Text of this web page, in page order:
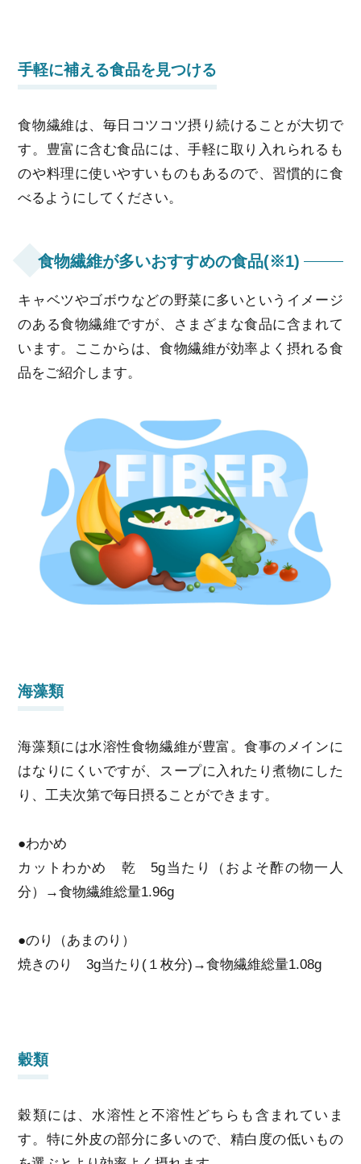
手軽に補える食品を見つける
食物繊維は、毎日コツコツ摂り続けることが大切で
す。豊富に含む食品には、手軽に取り入れられるも
のや料理に使いやすいものもあるので、習慣的に食
べるようにしてください。
食物繊維が多いおすすめの食品(※1)
キャベツやゴボウなどの野菜に多いというイメージ
のある食物繊維ですが、さまざまな食品に含まれて
います。ここからは、食物繊維が効率よく摂れる食
品をご紹介します。
海藻類
海藻類には水溶性食物繊維が豊富。食事のメインに
はなりにくいですが、スープに入れたり煮物にした
り、工夫次第で毎日摂ることができます。
●わかめ
カットわかめ 乾 5g当たり（およそ酢の物一人
分）→食物繊維総量1.96g
●のり（あまのり）
焼きのり 3g当たり(１枚分)→食物繊維総量1.08g
穀類
穀類には、水溶性と不溶性どちらも含まれていま
す。特に外皮の部分に多いので、精白度の低いもの